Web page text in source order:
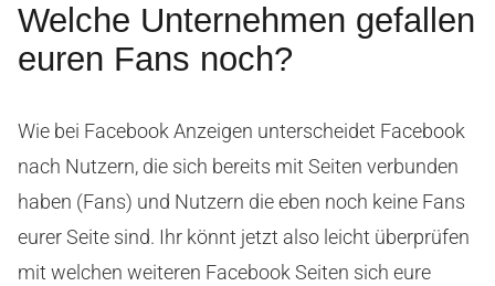
Welche Unternehmen gefallen
euren Fans noch?
Wie bei Facebook Anzeigen unterscheidet Facebook
nach Nutzern, die sich bereits mit Seiten verbunden
haben (Fans) und Nutzern die eben noch keine Fans
eurer Seite sind. Ihr könnt jetzt also leicht überprüfen
mit welchen weiteren Facebook Seiten sich eure